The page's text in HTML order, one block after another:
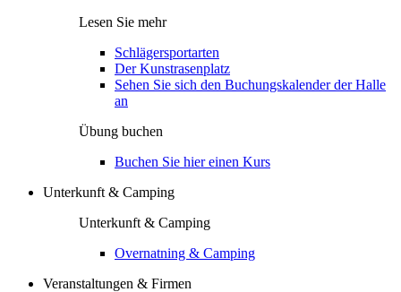
Lesen Sie mehr
Schlägersportarten
Der Kunstrasenplatz
Sehen Sie sich den Buchungskalender der Halle
an
Übung buchen
Buchen Sie hier einen Kurs
Unterkunft & Camping
Unterkunft & Camping
Overnatning & Camping
Veranstaltungen & Firmen